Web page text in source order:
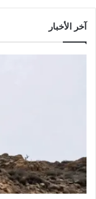
آخر الأخبار